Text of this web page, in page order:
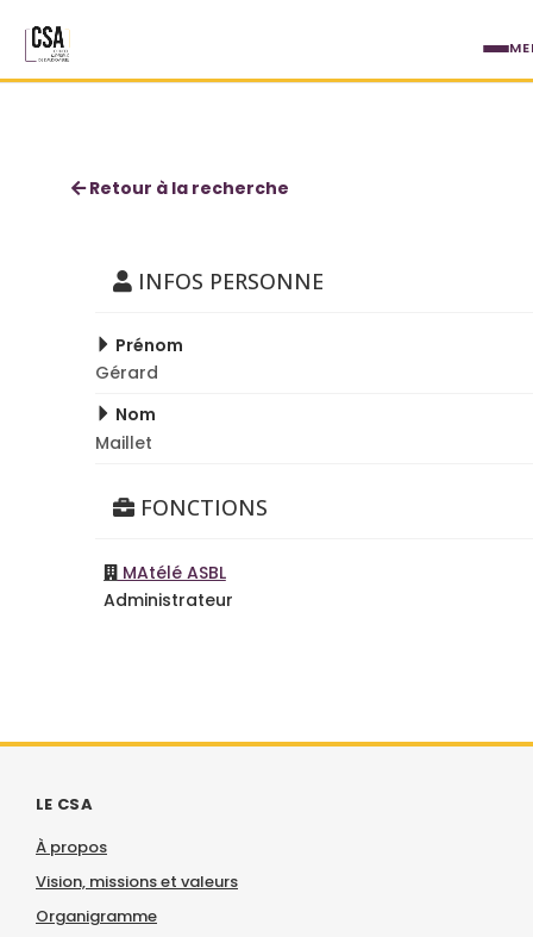
Gérard Maillet
Retour à la recherche
INFOS PERSONNE
Prénom
Gérard
Nom
Maillet
FONCTIONS
MAtélé ASBL
Administrateur
LE CSA
À propos
Vision, missions et valeurs
Organigramme